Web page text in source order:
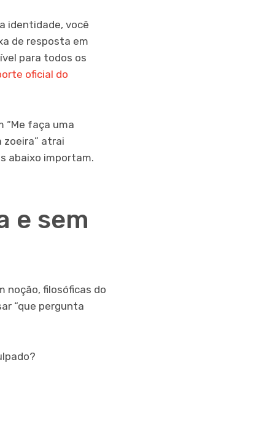
identidade, você
de resposta em
para todos os
oficial do
“Me faça uma
zoeira” atrai
abaixo importam.
e sem
noção, filosóficas do
“que pergunta